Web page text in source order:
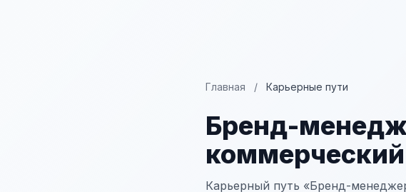
Главная / Карьерные пути
Бренд-
коммерческий
Карьерный путь «Бренд-